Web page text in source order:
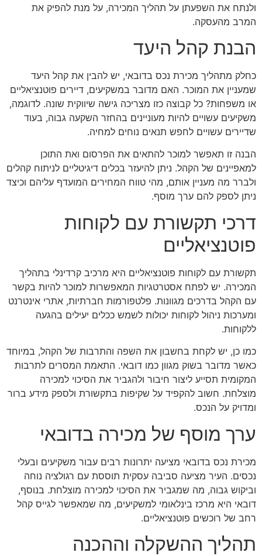
ולנתח את השפעתן על תהליך המכירה, על מנת להפיק את
המרב מהעסקה.
הבנת קהל היעד
כחלק מתהליך מכירת נכס בדובאי, יש להבין את קהל היעד
שמעניין את המוכר. האם מדובר במשקיעים, דיירים פוטנציאליים
או משפחות? כל קבוצה כזו מצריכה גישה שיווקית שונה. לדוגמה,
משקיעים עשויים להיות מעוניינים בהחזר השקעה גבוה, בעוד
שדיירים עשויים לחפש תנאים נוחים למחיה.
הבנה זו תאפשר למוכר להתאים את הפרסום ואת התוכן
למאפיינים של הקהל. ניתן להיעזר בכלים דיגיטליים לניתוח קהלים
ולברר מה מעניין אותם, מהי טווח המחירים המועדף עליהם וכיצד
ניתן לספק להם ערך מוסף.
דרכי תקשורת עם לקוחות
פוטנציאליים
תקשורת עם לקוחות פוטנציאליים היא מרכיב קרדינלי בתהליך
המכירה. יש לפתח אסטרטגיות המאפשרות למוכר להיות בקשר
עם הקהל בדרכים מגוונות. פלטפורמות חברתיות, אתרי אינטרנט
ומערכות ניהול לקוחות יכולות לשמש ככלים יעילים בהגעה
ללקוחות.
כמו כן, יש לקחת בחשבון את השפה והתרבות של הקהל, במיוחד
כאשר מדובר בשוק מגוון כמו דובאי. התאמת המסרים לתרבות
המקומית תסייע ליצור חיבור ולהגביר את הסיכוי למכירה
מוצלחת. חשוב להקפיד על שקיפות בתקשורת ולספק מידע ברור
ומדויק על הנכס.
ערך מוסף של מכירה בדובאי
מכירת נכס בדובאי מציעה יתרונות רבים עבור משקיעים ובעלי
נכסים. העיר מציעה סביבה עסקית תוססת עם רגולציה נוחה
וביקוש גבוה, מה שמגביר את הסיכוי למכירה מוצלחת. בנוסף,
דובאי היא מרכז בינלאומי למשקיעים, מה שמאפשר לגייס קהל
רחב של רוכשים פוטנציאליים.
תהליך ההשקלה וההכנה